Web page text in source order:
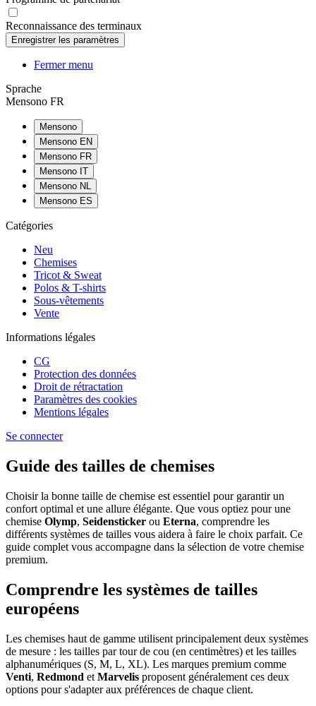
Reconnaissance des terminaux
Fermer menu
Sprache
Mensono FR
Mensono
Mensono EN
Mensono FR
Mensono IT
Mensono NL
Mensono ES
Catégories
Neu
Chemises
Tricot & Sweat
Polos & T-shirts
Sous-vêtements
Vente
Informations légales
CG
Protection des données
Droit de rétractation
Paramètres des cookies
Mentions légales
Se connecter
Guide des tailles de chemises
Choisir la bonne taille de chemise est essentiel pour garantir un
confort optimal et une allure élégante. Que vous optiez pour une
chemise Olymp, Seidensticker ou Eterna, comprendre les
différents systèmes de tailles vous aidera à faire le choix parfait. Ce
guide complet vous accompagne dans la sélection de votre chemise
premium.
Comprendre les systèmes de tailles
européens
Les chemises haut de gamme utilisent principalement deux systèmes
de mesure : les tailles par tour de cou (en centimètres) et les tailles
alphanumériques (S, M, L, XL). Les marques premium comme
Venti, Redmond et Marvelis proposent généralement ces deux
options pour s'adapter aux préférences de chaque client.